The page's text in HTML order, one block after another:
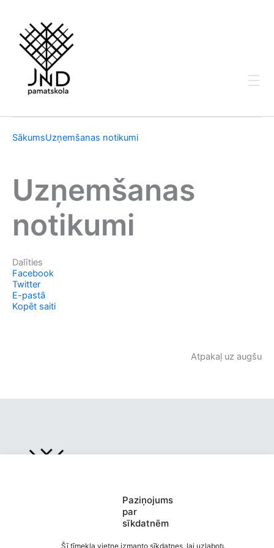
Paziņojums
par
sīkdatnēm
Šī tīmekļa vietne izmanto sīkdatnes, lai uzlabotu
content
SākumsUzņemšanas notikumi
Uzņemšanas
notikumi
Dalīties
Facebook
Twitter
E-pastā
Kopēt saiti
Atpakaļ uz augšu
Jura Neikena Dikļu pamatskola